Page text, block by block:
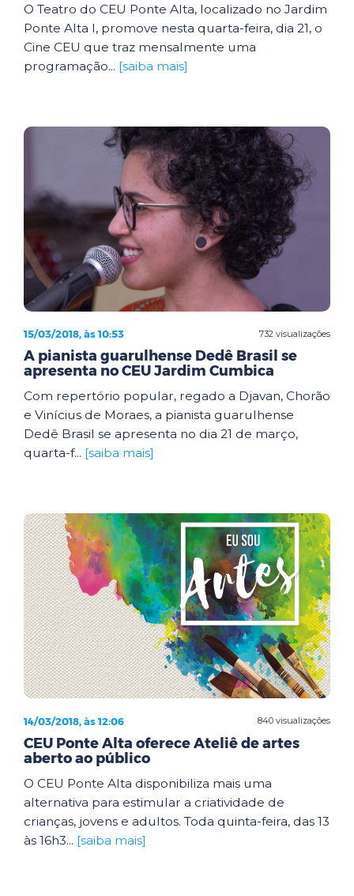
O Teatro do CEU Ponte Alta, localizado no Jardim
Ponte Alta I, promove nesta quarta-feira, dia 21, o
Cine CEU que traz mensalmente uma
programação... [saiba mais]
732 visualizações
15/03/2018, às 10:53
A pianista guarulhense Dedê Brasil se
apresenta no CEU Jardim Cumbica
Com repertório popular, regado a Djavan, Chorão
e Vinícius de Moraes, a pianista guarulhense
Dedê Brasil se apresenta no dia 21 de março,
quarta-f... [saiba mais]
840 visualizações
14/03/2018, às 12:06
CEU Ponte Alta oferece Ateliê de artes
aberto ao público
O CEU Ponte Alta disponibiliza mais uma
alternativa para estimular a criatividade de
crianças, jovens e adultos. Toda quinta-feira, das 13
às 16h3... [saiba mais]